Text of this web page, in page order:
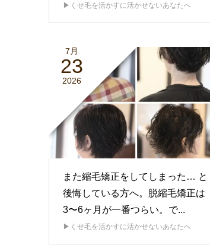
▶︎くせ毛を活かすに活かせないあなたへ
7月
23
2026
また縮毛矯正をしてしまった… と
後悔している方へ。脱縮毛矯正は
3〜6ヶ月が一番つらい。で...
▶︎くせ毛を活かすに活かせないあなたへ